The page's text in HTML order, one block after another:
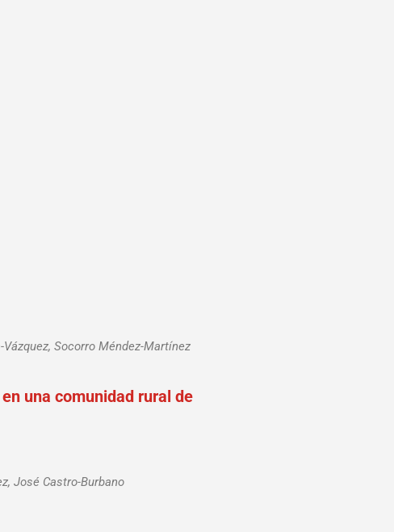
Socorro Méndez-Martínez
una comunidad rural de
José Castro-Burbano